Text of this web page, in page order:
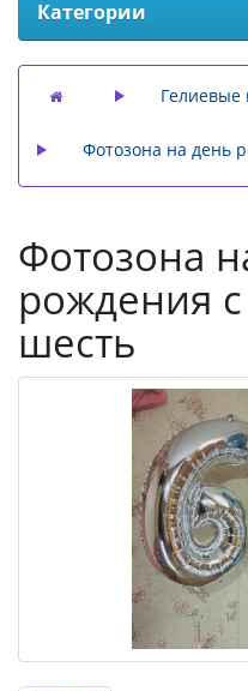
Категории
Фотозона на день
Фотозона
рождения
шесть